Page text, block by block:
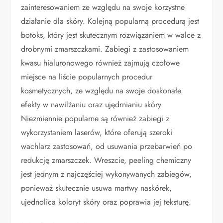
zainteresowaniem ze względu na swoje korzystne
działanie dla skóry. Kolejną popularną procedurą jest
botoks, który jest skutecznym rozwiązaniem w walce z
drobnymi zmarszczkami. Zabiegi z zastosowaniem
kwasu hialuronowego również zajmują czołowe
miejsce na liście popularnych procedur
kosmetycznych, ze względu na swoje doskonałe
efekty w nawilżaniu oraz ujędrnianiu skóry.
Niezmiennie popularne są również zabiegi z
wykorzystaniem laserów, które oferują szeroki
wachlarz zastosowań, od usuwania przebarwień po
redukcję zmarszczek. Wreszcie, peeling chemiczny
jest jednym z najczęściej wykonywanych zabiegów,
ponieważ skutecznie usuwa martwy naskórek,
ujednolica koloryt skóry oraz poprawia jej teksturę.